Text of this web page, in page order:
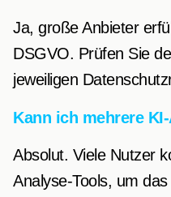
Ja, große Anbieter
DSGVO. Prüfen Sie
jeweiligen
Kann ich mehrere
Absolut. Viele Nutzer
Analyse-Tools, um